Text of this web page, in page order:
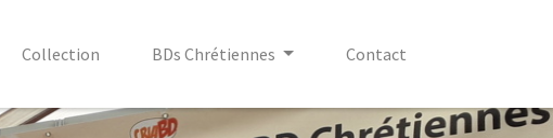
Collection BDs Chrétiennes Contact